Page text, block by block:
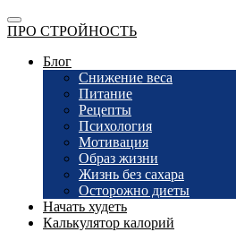
ПРО СТРОЙНОСТЬ
Блог
Снижение веса
Питание
Рецепты
Психология
Мотивация
Образ жизни
Жизнь без сахара
Осторожно диеты
Начать худеть
Калькулятор калорий